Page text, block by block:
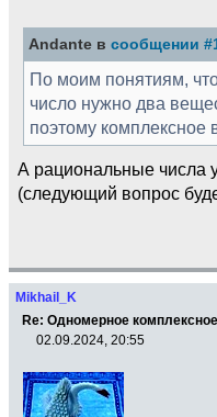
Andante в сообщении
По моим понятиям,
число нужно два
поэтому комплексное
А рациональные числа
(следующий вопрос
Mikhail_K
Re: Одномерное
02.09.2024, 20:55